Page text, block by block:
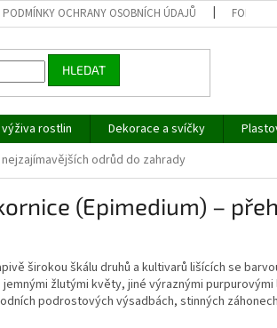
PODMÍNKY OCHRANY OSOBNÍCH ÚDAJŮ
HLEDAT
rostlin Dekorace a svíčky
odrůd do zahrady
(Epimedium) –
širokou škálu druhů a kultivarů lišících se
žlutými květy, jiné výraznými
podrostových výsadbách, stinných